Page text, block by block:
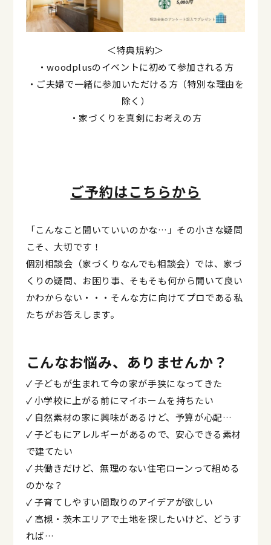
＜特典規約＞
・woodplusのイベントに初めて参加される方
・ご夫婦で一緒に参加いただける方（特別な理由を
除く）
・家づくりを真剣にお考えの方
ご予約はこちらから
「こんなこと聞いていいのかな…」その小さな疑問
こそ、大切です！
個別相談会（家づくりなんでも相談会）では、家づ
くりの疑問、お困り事、そもそも何から聞いて良い
かわからない・・・そんな方に向けてプロである私
たちがお答えします。
こんなお悩み、ありませんか？
✓ 子どもが生まれて今の家が手狭になってきた
✓ 小学校に上がる前にマイホームを持ちたい
✓ 自然素材の家に興味があるけど、予算が心配…
✓ 子どもにアレルギーがあるので、安心できる素材
で建てたい
✓ 共働きだけど、無理のない住宅ローンって組める
のかな？
✓ 子育てしやすい間取りのアイデアが欲しい
✓ 高槻・茨木エリアで土地を探したいけど、どうす
れば…